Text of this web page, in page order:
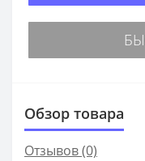
Обзор товара
Отзывов (0)